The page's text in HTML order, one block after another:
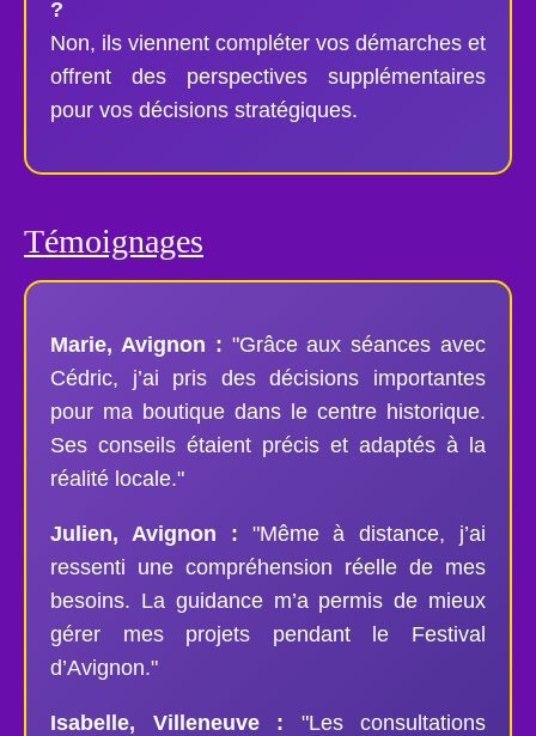
?
Non, ils viennent compléter vos démarches et
offrent des perspectives supplémentaires
pour vos décisions stratégiques.
Témoignages
Marie, Avignon : "Grâce aux séances avec
Cédric, j’ai pris des décisions importantes
pour ma boutique dans le centre historique.
Ses conseils étaient précis et adaptés à la
réalité locale."
Julien, Avignon : "Même à distance, j’ai
ressenti une compréhension réelle de mes
besoins. La guidance m’a permis de mieux
gérer mes projets pendant le Festival
d’Avignon."
Isabelle, Villeneuve : "Les consultations